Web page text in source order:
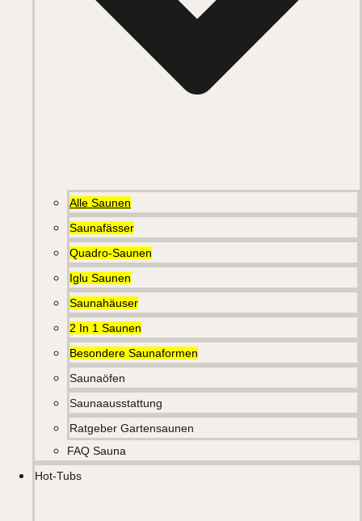
Alle Saunen
Saunafässer
Quadro-Saunen
Iglu Saunen
Saunahäuser
2 In 1 Saunen
Besondere Saunaformen
Saunaöfen
Saunaausstattung
Ratgeber Gartensaunen
FAQ Sauna
Hot-Tubs